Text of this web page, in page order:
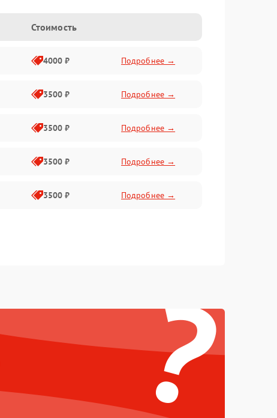
Стоимость
4000 ₽ Подробнее →
3500 ₽ Подробнее →
3500 ₽ Подробнее →
3500 ₽ Подробнее →
3500 ₽ Подробнее →
?